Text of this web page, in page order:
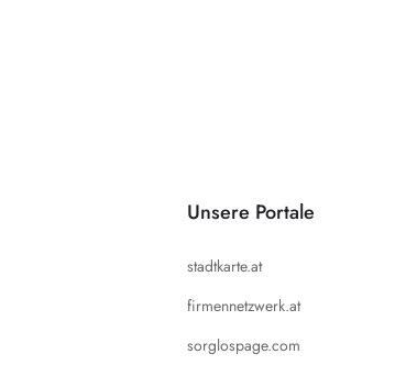
Unsere Portale
stadtkarte.at
firmennetzwerk.at
sorglospage.com